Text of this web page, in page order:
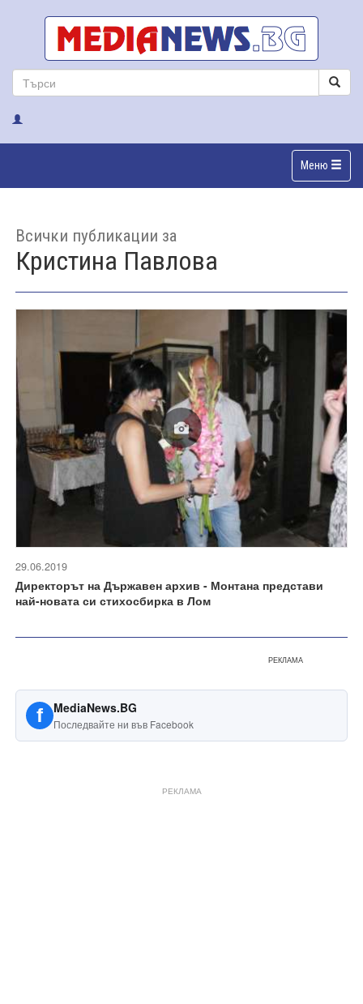
Меню
Всички публикации за
Кристина Павлова
29.06.2019
Директорът на Държавен архив - Монтана представи
най-новата си стихосбирка в Лом
РЕКЛАМА
f MediaNews.BG
Последвайте ни във Facebook
РЕКЛАМА